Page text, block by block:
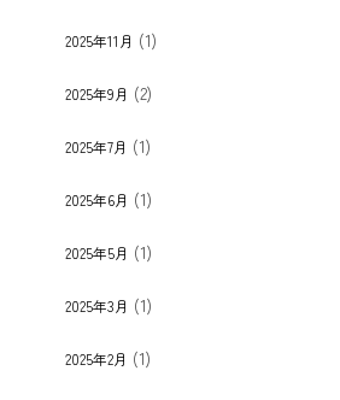
2025年11月 (1)
2025年9月 (2)
2025年7月 (1)
2025年6月 (1)
2025年5月 (1)
2025年3月 (1)
2025年2月 (1)